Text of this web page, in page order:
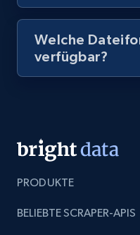
URL, Product name,
rating object,
Author name, Asin,
TikTok - Posts
URL, Post id,
Welche
verfügbar?
PRODUKTE
BELIEBTE SCRAPER-APIS